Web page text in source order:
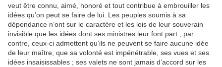
veut être connu, aimé, honoré et tout contribue à embrouiller les
idées qu’on peut se faire de lui. Les peuples soumis à sa
dépendance n’ont sur le caractère et les lois de leur souverain
invisible que les idées dont ses ministres leur font part ; par
contre, ceux-ci admettent qu’ils ne peuvent se faire aucune idée
de leur maître, que sa volonté est impénétrable, ses vues et ses
idées insaisissables ; ses valets ne sont jamais d’accord sur les